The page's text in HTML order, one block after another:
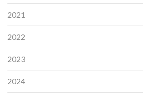
2021
2022
2023
2024